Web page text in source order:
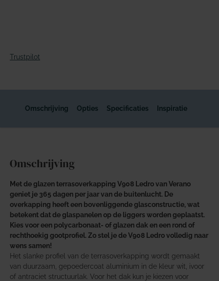
Trustpilot
Omschrijving Opties Specificaties Inspiratie
Omschrijving
Met de glazen terrasoverkapping V908 Ledro van Verano
geniet je 365 dagen per jaar van de buitenlucht. De
overkapping heeft een bovenliggende glasconstructie, wat
betekent dat de glaspanelen op de liggers worden geplaatst.
Kies voor een polycarbonaat- of glazen dak en een rond of
rechthoekig gootprofiel. Zo stel je de V908 Ledro volledig naar
wens samen!
Het slanke profiel van de terrasoverkapping wordt gemaakt
van duurzaam, gepoedercoat aluminium in de kleur wit, ivoor
of antraciet structuurlak. Voor het dak kun je kiezen voor